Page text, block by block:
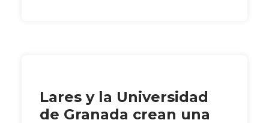
Lares y la Universidad
de Granada crean una